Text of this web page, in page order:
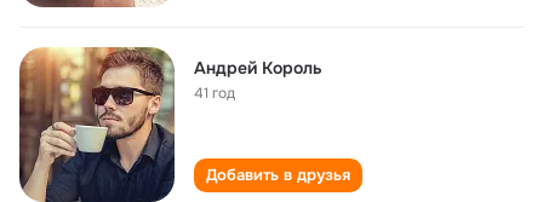
Андрей Король
41 год
Добавить в друзья